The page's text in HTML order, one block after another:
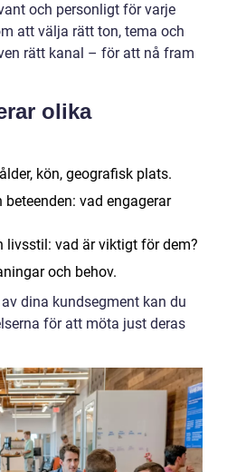
och personligt för varje
att välja rätt ton, tema och
rätt kanal – för att nå fram
olika
kön, geografisk plats.
vad engagerar
livsstil: vad är viktigt för dem?
och behov.
dina kundsegment kan du
för att möta just deras